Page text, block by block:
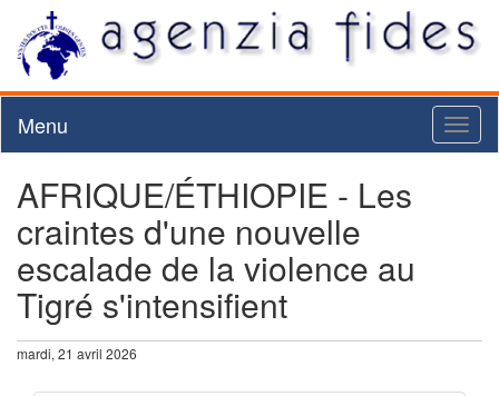
Menu
AFRIQUE/ÉTHIOPIE - Les
craintes d'une nouvelle
escalade de la violence au
Tigré s'intensifient
mardi, 21 avril 2026